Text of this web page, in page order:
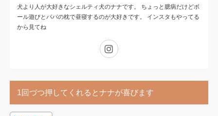
犬より人が大好きなシェルティ犬のナナです。 ちょっと臆病だけどボ
ール遊びとパパの枕で昼寝するのが大好きです。 インスタもやってる
から見てね
1回づつ押してくれるとナナが喜びます